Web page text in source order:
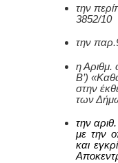
την
3852/10
την
η Αριθμ.
Β’)
στην
των
την
με την
και